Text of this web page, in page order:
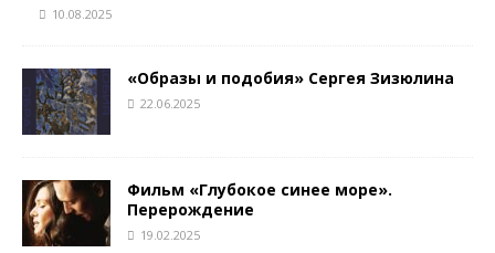
10.08.2025
«Образы и подобия» Сергея Зизюлина
22.06.2025
Фильм «Глубокое синее море».
Перерождение
19.02.2025